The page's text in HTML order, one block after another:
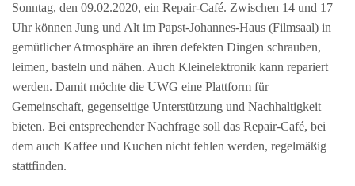
E
N
Sonntag, den 09.02.2020, ein Repair-Café. Zwischen 14 und 17
Uhr können Jung und Alt im Papst-Johannes-Haus (Filmsaal) in
gemütlicher Atmosphäre an ihren defekten Dingen schrauben,
leimen, basteln und nähen. Auch Kleinelektronik kann repariert
werden. Damit möchte die UWG eine Plattform für
Gemeinschaft, gegenseitige Unterstützung und Nachhaltigkeit
bieten. Bei entsprechender Nachfrage soll das Repair-Café, bei
dem auch Kaffee und Kuchen nicht fehlen werden, regelmäßig
stattfinden.